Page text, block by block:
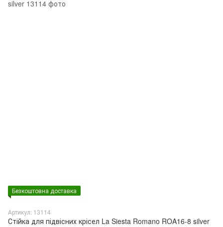
Безкоштовна доставка
Артикул: 13114
Стійка для підвісних крісел La Siesta Romano ROA16-8 silver